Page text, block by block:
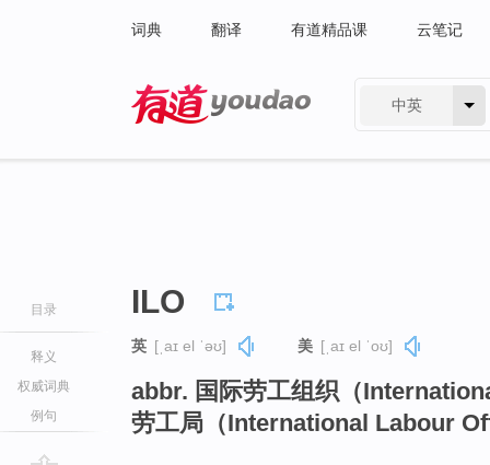
词典 翻译 有道精品课 云笔记
中英
目录
释义
权威词典
例句
ILO
英 [ˌaɪ el ˈəʊ] 美 [ˌaɪ el ˈoʊ]
abbr. 国际劳工组织（
劳工局（International Labour